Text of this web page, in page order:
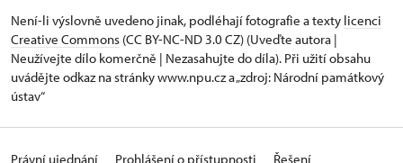
Není-li výslovně uvedeno jinak, podléhají fotografie a texty licenci
Creative Commons (CC BY-NC-ND 3.0 CZ) (Uveďte autora |
Neužívejte dílo komerčně | Nezasahujte do díla). Při užití obsahu
uvádějte odkaz na stránky www.npu.cz a „zdroj: Národní památkový
ústav“
Právní ujednání Prohlášení o přístupnosti Řešení